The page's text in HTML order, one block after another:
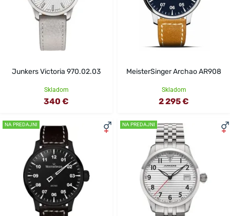
Junkers Victoria 970.02.03
Skladom
340 €
MeisterSinger Archao AR908
Skladom
2 295 €
NA PREDAJNI NA PREDAJNI